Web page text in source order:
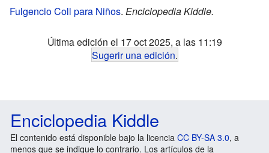
Fulgencio Coll para Niños. Enciclopedia Kiddle.
Última edición el 17 oct 2025, a las 11:19
Sugerir una edición.
Enciclopedia Kiddle
El contenido está disponible bajo la licencia CC BY-SA 3.0, a
menos que se indique lo contrario. Los artículos de la